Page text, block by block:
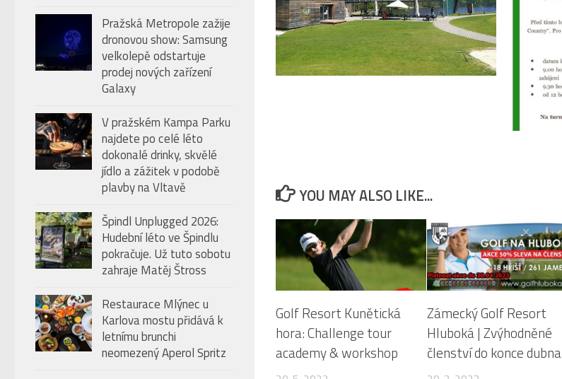
YOU MAY ALSO LIKE...
Golf Resort Kunětická
hora: Challenge tour
academy & workshop
Zámecký Golf Resort
Hluboká | Zvýhodněné
členství do konce dubna
Pražská Metropole zažije
dronovou show: Samsung
velkolepě odstartuje
prodej nových zařízení
Galaxy
V pražském Kampa Parku
najdete po celé léto
dokonalé drinky, skvělé
jídlo a zážitek v podobě
plavby na Vltavě
Špindl Unplugged 2026:
Hudební léto ve Špindlu
pokračuje. Už tuto sobotu
zahraje Matěj Štross
Restaurace Mlýnec u
Karlova mostu přidává k
letnímu brunchi
neomezený Aperol Spritz